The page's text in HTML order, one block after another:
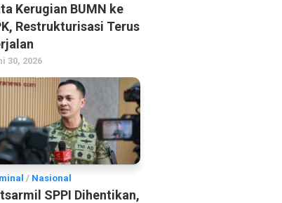
Kerugian BUMN ke
Restrukturisasi Terus
30, 2026
/ Nasional
SPPI Dihentikan,